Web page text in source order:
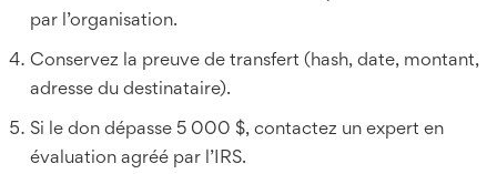
par l’organisation.
Conservez la preuve de transfert (hash, date, montant,
adresse du destinataire).
Si le don dépasse 5 000 $, contactez un expert en
évaluation agréé par l’IRS.